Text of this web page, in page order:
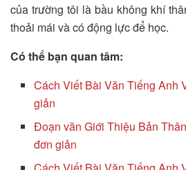
của trường tôi là bầu không khí
thoải mái và có động lực để học.
Có thể bạn quan tâm:
Cách Viết Bài Văn Tiếng Anh
giản
Đoạn văn Giới Thiệu Bản
đơn giản